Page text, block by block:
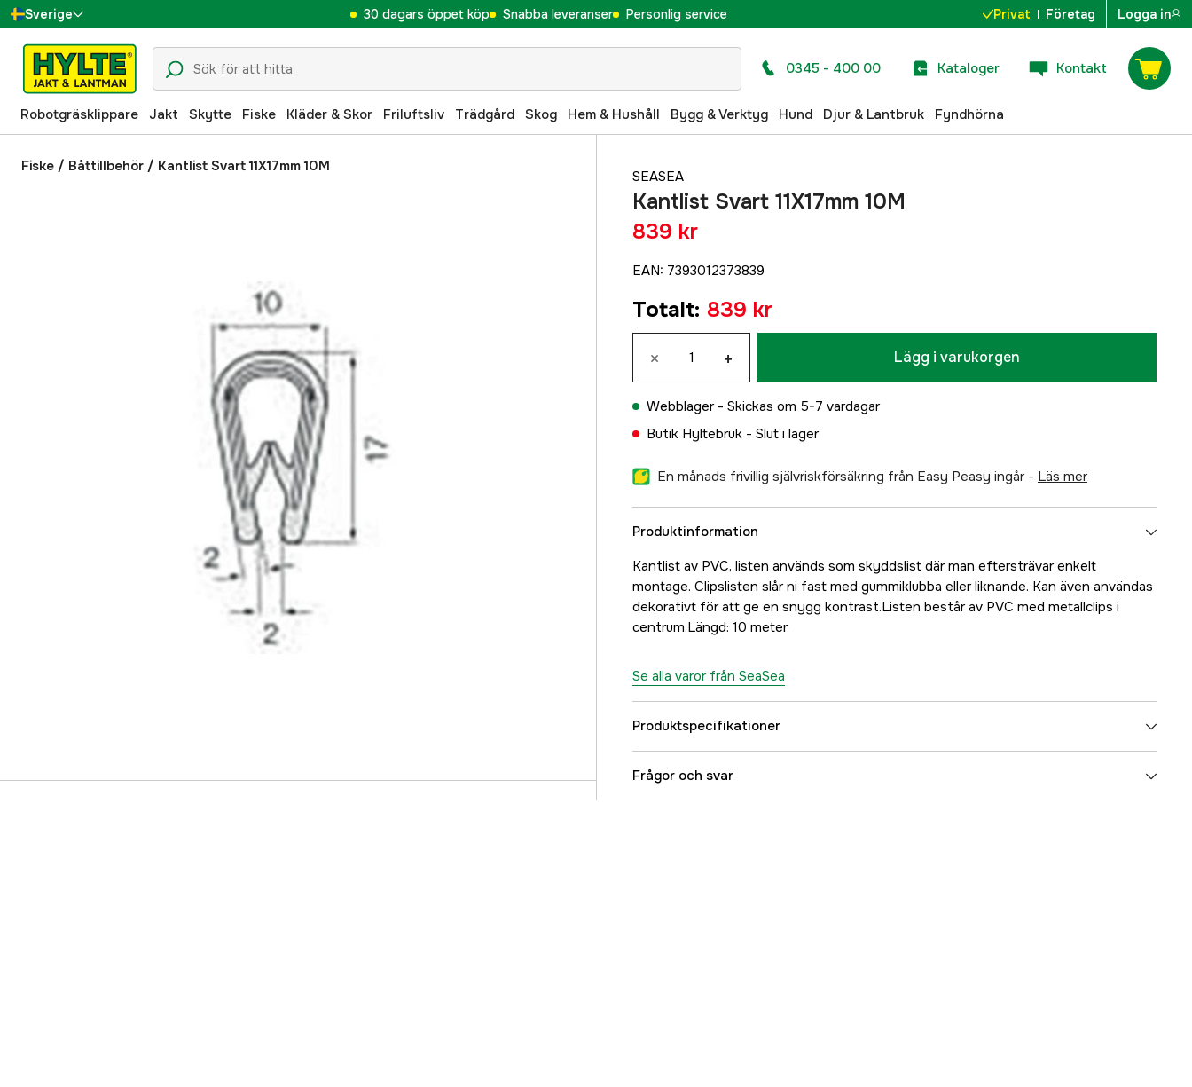
Sverige
Danmark
Suomi
Norge
Deutschland
30 dagars öppet köp Snabba leveranser Personlig service Privat Företag Logga in
0345 - 400 00 Kataloger Kontakt
Robotgräsklippare Jakt Skytte Fiske Kläder & Skor Friluftsliv Trädgård Skog Hem & Hushåll Bygg & Verktyg Hund Djur & Lantbruk Fyndhörna
Fiske / Båttillbehör / Kantlist Svart 11X17mm 10M
SEASEA
Kantlist Svart 11X17mm 10M
839 kr
EAN: 7393012373839
Totalt: 839 kr
× + Lägg i varukorgen
Webblager - Skickas om 5-7 vardagar
Butik Hyltebruk - Slut i lager
En månads frivillig självriskförsäkring från Easy Peasy ingår - läs mer
Produktinformation
Kantlist av PVC, listen används som skyddslist där man eftersträvar enkelt
montage. Clipslisten slår ni fast med gummiklubba eller liknande. Kan även användas
dekorativt för att ge en snygg kontrast.Listen består av PVC med metallclips i
centrum.Längd: 10 meter
Se alla varor från SeaSea
Produktspecifikationer
Referensnummer
Frågor och svar